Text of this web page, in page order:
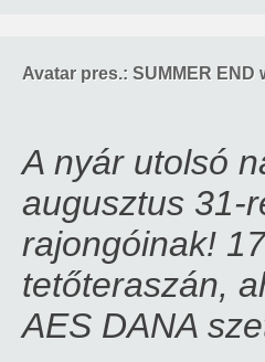
Avatar pres.: SUMMER END
A nyár utolsó
augusztus 31-
rajongóinak!
tetőteraszán,
AES DANA